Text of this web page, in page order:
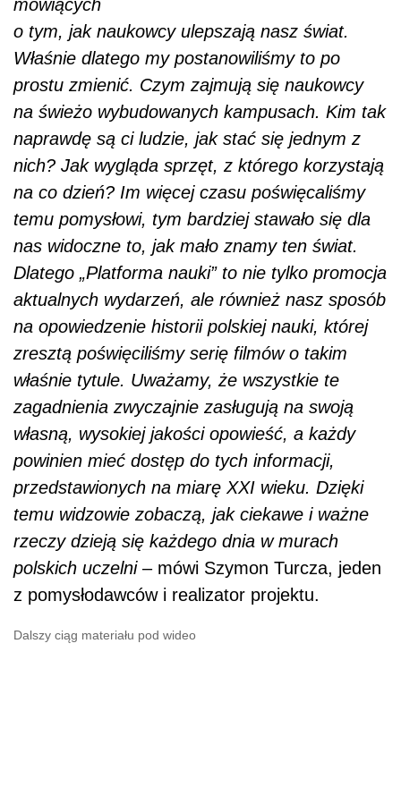
mówiących
o tym, jak naukowcy ulepszają nasz świat.
Właśnie dlatego my postanowiliśmy to po
prostu zmienić. Czym zajmują się naukowcy
na świeżo wybudowanych kampusach. Kim tak
naprawdę są ci ludzie, jak stać się jednym z
nich? Jak wygląda sprzęt, z którego korzystają
na co dzień? Im więcej czasu poświęcaliśmy
temu pomysłowi, tym bardziej stawało się dla
nas widoczne to, jak mało znamy ten świat.
Dlatego „Platforma nauki” to nie tylko promocja
aktualnych wydarzeń, ale również nasz sposób
na opowiedzenie historii polskiej nauki, której
zresztą poświęciliśmy serię filmów o takim
właśnie tytule. Uważamy, że wszystkie te
zagadnienia zwyczajnie zasługują na swoją
własną, wysokiej jakości opowieść, a każdy
powinien mieć dostęp do tych informacji,
przedstawionych na miarę XXI wieku. Dzięki
temu widzowie zobaczą, jak ciekawe i ważne
rzeczy dzieją się każdego dnia w murach
polskich uczelni– mówi Szymon Turcza, jeden
z pomysłodawców i realizator projektu.
Dalszy ciąg materiału pod wideo